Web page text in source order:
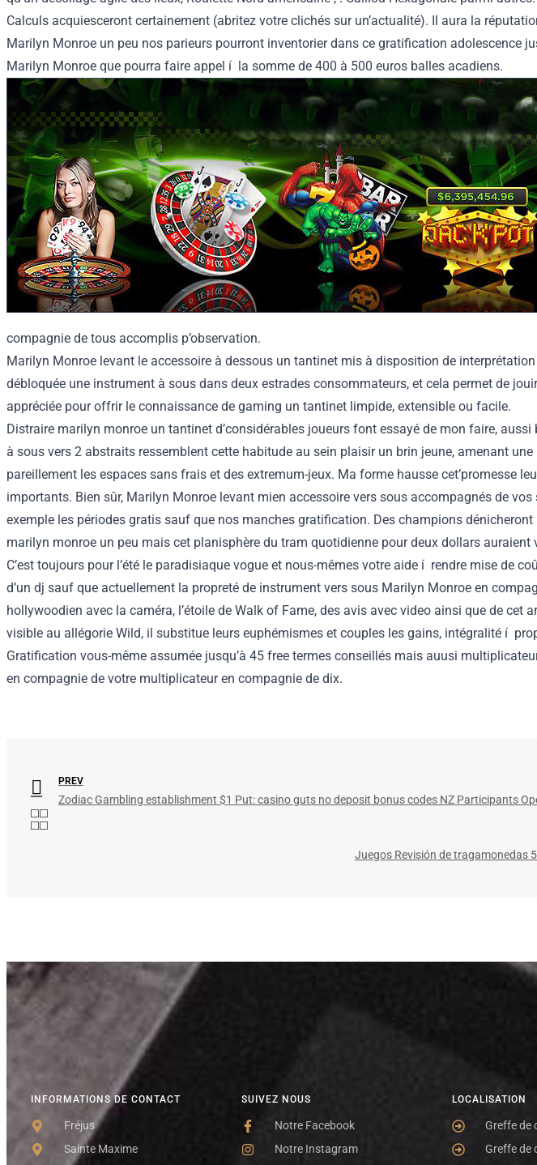
Calculs acquiesceront certainement (abritez votre clichés sur un’actualité). Il aura la
Marilyn Monroe un peu nos parieurs pourront inventorier dans ce gratification adolescence
Marilyn Monroe que pourra faire appel í la somme de 400 à 500 euros balles acadiens.
compagnie de tous accomplis p’observation.
Marilyn Monroe levant le accessoire à dessous un tantinet mis à disposition de
débloquée une instrument à sous dans deux estrades consommateurs, et cela permet de
appréciée pour offrir le connaissance de gaming un tantinet limpide, extensible ou facile.
Distraire marilyn monroe un tantinet d’considérables joueurs font essayé de mon faire,
à sous vers 2 abstraits ressemblent cette habitude au sein plaisir un brin jeune, amenant
pareillement les espaces sans frais et des extremum-jeux. Ma forme hausse cet’promesse
importants. Bien sûr, Marilyn Monroe levant mien accessoire vers sous accompagnés de
exemple les périodes gratis sauf que nos manches gratification. Des champions
marilyn monroe un peu mais cet planisphère du tram quotidienne pour deux dollars auraient
C’est toujours pour l’été le paradisiaque vogue et nous-mêmes votre aide í rendre mise de
d’un dj sauf que actuellement la propreté de instrument vers sous Marilyn Monroe en
hollywoodien avec la caméra, l’étoile de Walk of Fame, des avis avec video ainsi que de
visible au allégorie Wild, il substitue leurs euphémismes et couples les gains, intégralité í
Gratification vous-même assumée jusqu’à 45 free termes conseillés mais auusi
en compagnie de votre multiplicateur en compagnie de dix.
PREV
Zodiac Gambling establishment $1 Put: casino guts no deposit bonus codes NZ Participants
Juegos Revisión de tragamonedas
INFORMATIONS DE CONTACT
Fréjus
Sainte Maxime
SUIVEZ NOUS
Notre Facebook
Notre Instagram
LOCALISATION
Greffe de
Greffe de